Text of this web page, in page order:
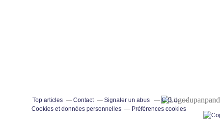
Top articles Contact Signaler un abus
C.G.U.
Cookies et données personnelles
Préférences cookies